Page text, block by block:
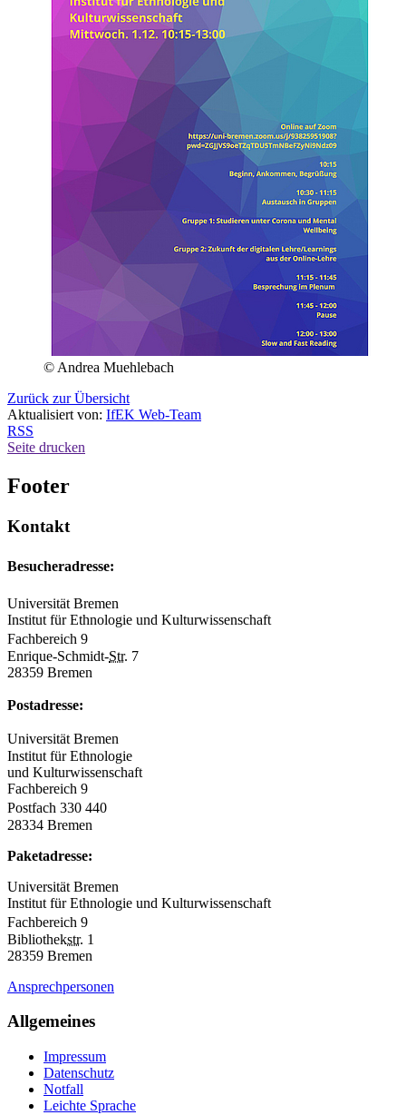
© Andrea Muehlebach
Zurück zur Übersicht
Aktualisiert von: IfEK Web-Team
RSS
Seite drucken
Footer
Kontakt
Besucheradresse:
Universität Bremen
Institut für Ethnologie und Kulturwissenschaft
Fachbereich 9
Enrique-Schmidt-Str. 7
28359 Bremen
Postadresse:
Universität Bremen
Institut für Ethnologie
und Kulturwissenschaft
Fachbereich 9
Postfach 330 440
28334 Bremen
Paketadresse:
Universität Bremen
Institut für Ethnologie und Kulturwissenschaft
Fachbereich 9
Bibliothekstr. 1
28359 Bremen
Ansprechpersonen
Allgemeines
Impressum
Datenschutz
Notfall
Leichte Sprache